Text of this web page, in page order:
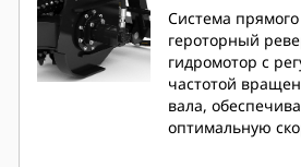
Система
героторный
гидромотор с
частотой
вала,
оптимальную